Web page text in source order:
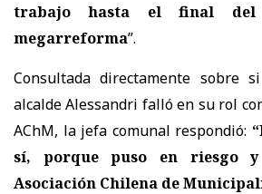
trabajo hasta el final
megarreforma”.
Consultada directamente sobre
alcalde Alessandri falló en su rol
AChM, la jefa comunal respondió:
sí, porque puso en riesgo
Asociación Chilena de